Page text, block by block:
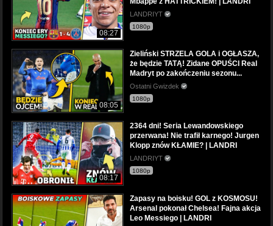
08:27
LANDRIYT
1080p
08:05
Zieliński STRZELA GOLA i OGŁASZA,
że będzie TATĄ! Zidane OPUŚCI Real
Madryt po zakończeniu sezonu...
Ostatni Gwizdek
1080p
08:17
2364 dni! Seria Lewandowskiego
przerwana! Nie trafił karnego! Jurgen
Klopp znów KŁAMIE? | LANDRI
LANDRIYT
1080p
Zapasy na boisku! GOL z KOSMOSU!
Arsenal pokonał Chelsea! Fajna akcja
Leo Messiego | LANDRI